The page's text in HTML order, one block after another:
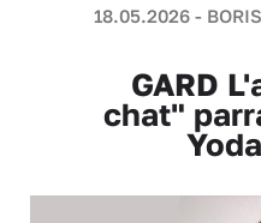
18.05.2026 -
GARD
chat"